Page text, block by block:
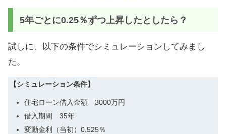
5年ごとに0.25％ずつ上昇したとしたら？
試しに、以下の条件でシミュレーションしてみまし
た。
【シミュレーション条件】
住宅ローン借入金額 3000万円
借入期間 35年
変動金利（当初）0.525％